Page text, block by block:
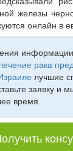
железы
онлайн в
рака
лучшие
заявку и
время.